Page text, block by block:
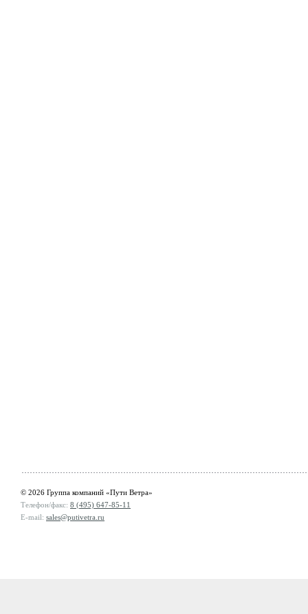
© 2026 Группа компаний «Пути Ветра»
Телефон/факс: 8 (495) 647-85-11
E-mail: sales@putivetra.ru